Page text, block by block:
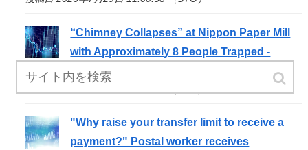
“Chimney Collapses” at Nippon Paper Mill
with Approximately 8 People Trapped -
YouTube
"Why raise your transfer limit to receive a
payment?" Postal worker receives